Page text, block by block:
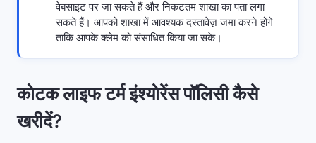
वेबसाइट पर जा सकते हैं और निकटतम शाखा का पता लगा
सकते हैं। आपको शाखा में आवश्यक दस्तावेज़ जमा करने होंगे
ताकि आपके क्लेम को संसाधित किया जा सके।
कोटक लाइफ टर्म इंश्योरेंस पॉलिसी कैसे
खरीदें?